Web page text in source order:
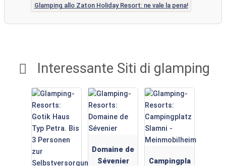
Interessante Siti di glamping
Domaine de
Sévenier
Campingpla
Glamping allo Zaton Holiday Resort: ne vale la pena!